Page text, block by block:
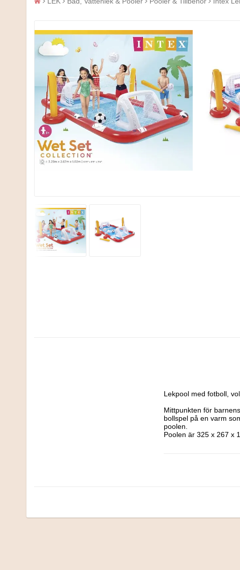
Lekpool med fotboll,
Mittpunkten för
bollspel på en varm
poolen.
Poolen är 325 x 267 x